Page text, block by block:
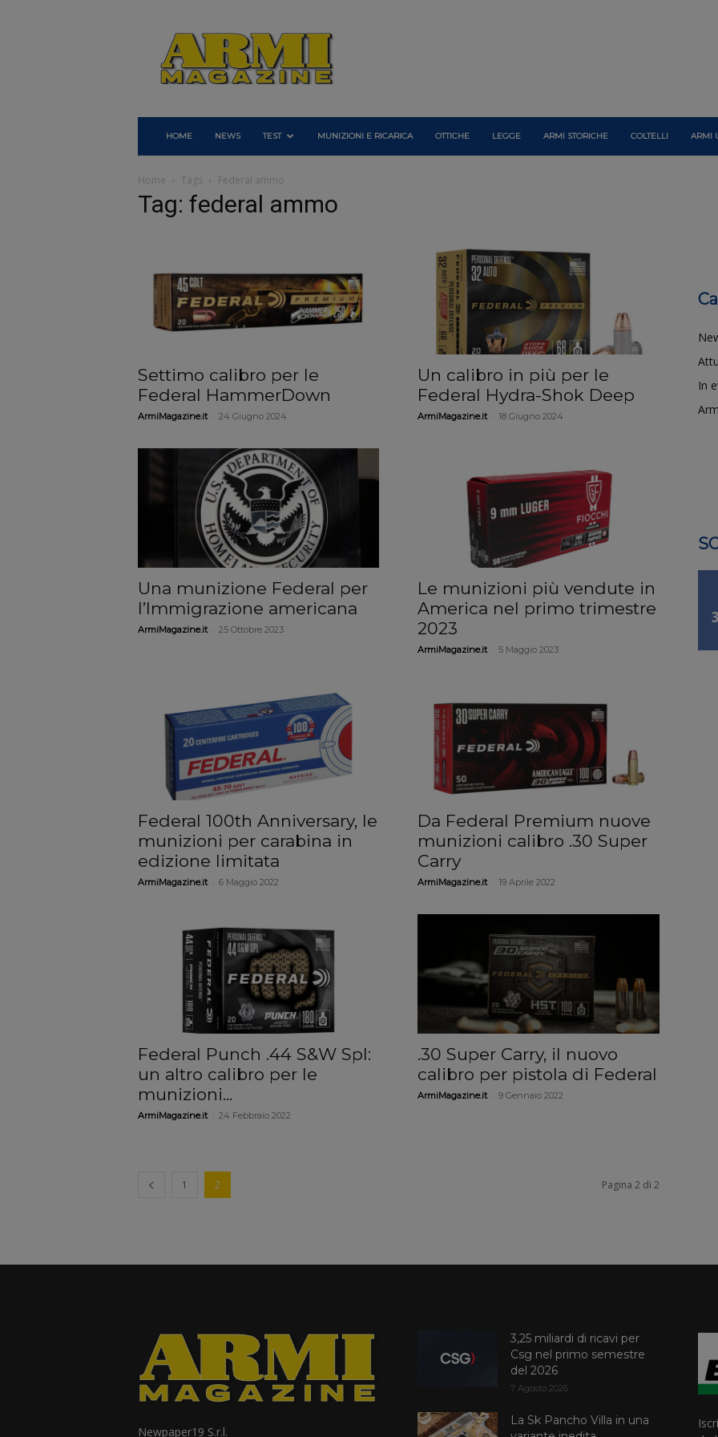
Armi
Magazine
HOME NEWS TEST MUNIZIONI E RICARICA OTTICHE LEGGE ARMI STORICHE COLTELLI ARMI
Home Tags Federal ammo
Tag: federal ammo
Settimo calibro per le
Federal HammerDown
ArmiMagazine.it 24 Giugno 2024
Un calibro in più per le
Federal Hydra-Shok Deep
ArmiMagazine.it 18 Giugno 2024
Una munizione Federal per
l’Immigrazione americana
ArmiMagazine.it 25 Ottobre 2023
Le munizioni più vendute in
America nel primo trimestre
2023
ArmiMagazine.it 5 Maggio 2023
Federal 100th Anniversary, le
munizioni per carabina in
edizione limitata
ArmiMagazine.it 6 Maggio 2022
Da Federal Premium nuove
munizioni calibro .30 Super
Carry
ArmiMagazine.it 19 Aprile 2022
Federal Punch .44 S&W Spl:
un altro calibro per le
munizioni...
ArmiMagazine.it 24 Febbraio 2022
.30 Super Carry, il nuovo
calibro per pistola di Federal
ArmiMagazine.it 9 Gennaio 2022
1 2 Pagina 2 di 2
In
Newpaper19 S.r.l.
3,25 miliardi di ricavi per
Csg nel primo semestre
del 2026
7 Agosto 2026
La Sk Pancho Villa in una